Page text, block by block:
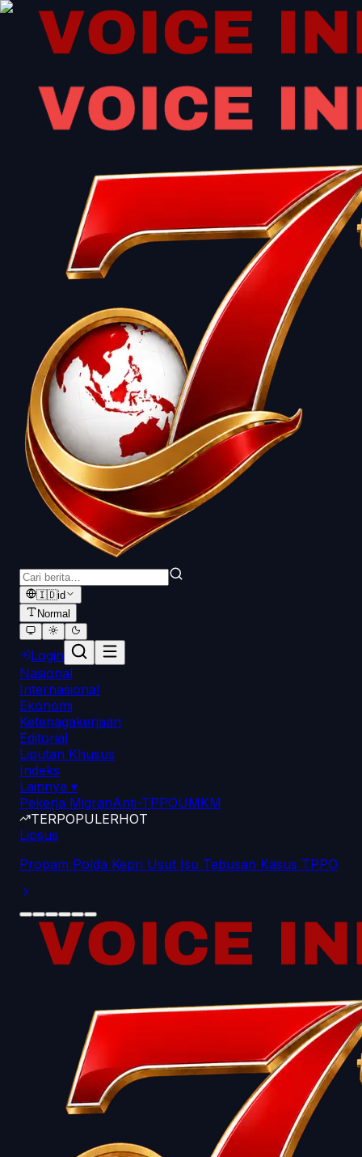
🇮🇩id
Normal
Login
Nasional
Internasional
Ekonomi
Ketenagakerjaan
Editorial
Liputan Khusus
Indeks
Lainnya ▾
Pekerja MigranAnti-TPPOUMKM
TERPOPULERHOT
Lipsus
Propam Polda Kepri Usut Isu Tebusan Kasus TPPO